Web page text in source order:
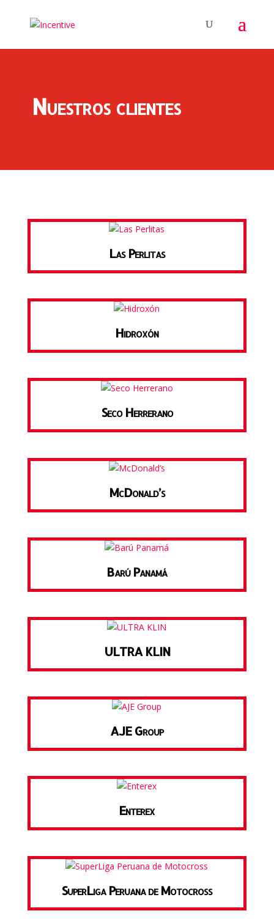
Nuestros clientes
Las Perlitas
Hidroxón
Seco Herrerano
McDonald’s
Barú Panamá
ULTRA KLIN
AJE Group
Enterex
SuperLiga Peruana de Motocross